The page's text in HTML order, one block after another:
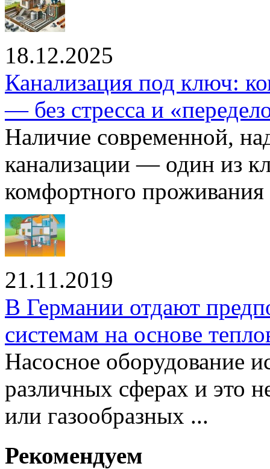
18.12.2025
Канализация под ключ:
— без стресса и
Наличие современной,
канализации — один из
комфортного проживания
21.11.2019
В Германии отдают
системам на основе
Насосное оборудование
различных сферах и это
или газообразных ...
Рекомендуем